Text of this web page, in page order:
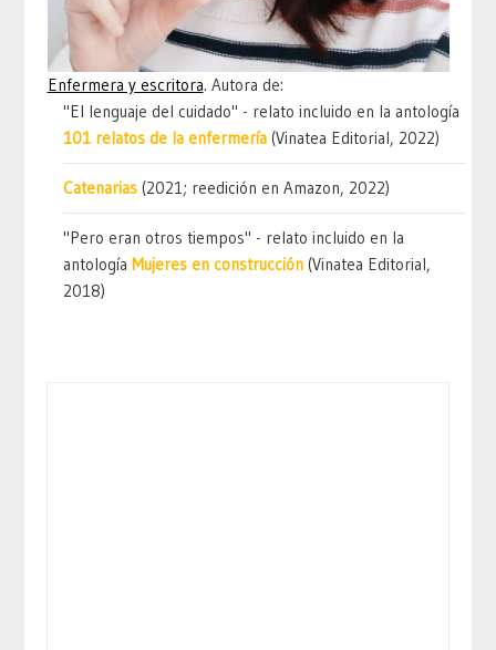
Enfermera y escritora. Autora de:
"El lenguaje del cuidado" - relato incluido en la antología
101 relatos de la enfermería (Vinatea Editorial, 2022)
Catenarias (2021; reedición en Amazon, 2022)
"Pero eran otros tiempos" - relato incluido en la
antologíaMujeres en construcción (Vinatea Editorial,
2018)